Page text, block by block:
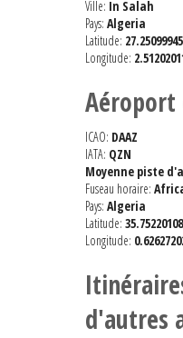
Ville: In Salah
Pays: Algeria
Latitude:
Longitude:
Aéroport
ICAO: DAAZ
IATA: QZN
Moyenne piste
Fuseau horaire:
Pays: Algeria
Latitude:
Longitude:
d'autres